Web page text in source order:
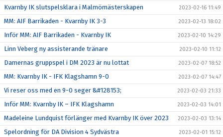
Kvarnby IK slutspelsklara i Malmömästerskapen 2023-02-16 11:49
MM: AIF Barrikaden - Kvarnby IK 3-3 2023-02-13 18:02
Inför MM: AIF Barrikaden - Kvarnby IK 2023-02-10 14:29
Linn Veberg ny assisterande tränare 2023-02-10 11:12
Damernas gruppspel i DM 2023 är nu lottat 2023-02-07 18:52
MM: Kvarnby IK - IFK Klagshamn 9-0 2023-02-07 14:47
Vi reser oss med en 9-0 seger &#128153; 2023-02-03 21:33
Inför MM: Kvarnby IK – IFK Klagshamn 2023-02-03 14:01
Madeleine Lundquist förlänger med Kvarnby IK över 2023 2023-02-03 13:14
Spelordning för DA Division 4 Sydvästra 2023-02-01 15:12